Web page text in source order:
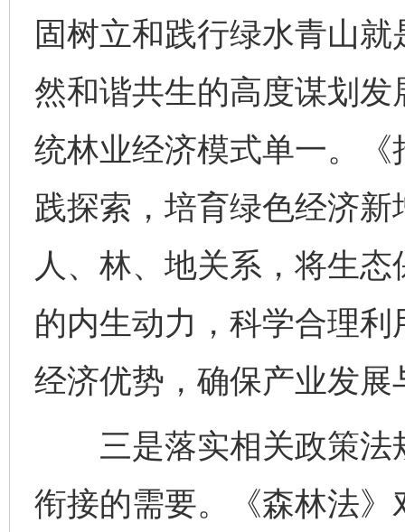
固树立和践行绿水青山
然和谐共生的高度谋划发
统林业经济模式单一。
践探索，培育绿色经济
人、林、地关系，将生
的内生动力，科学合理
经济优势，确保产业发
三是落实相关政策法
衔接的需要。《森林法